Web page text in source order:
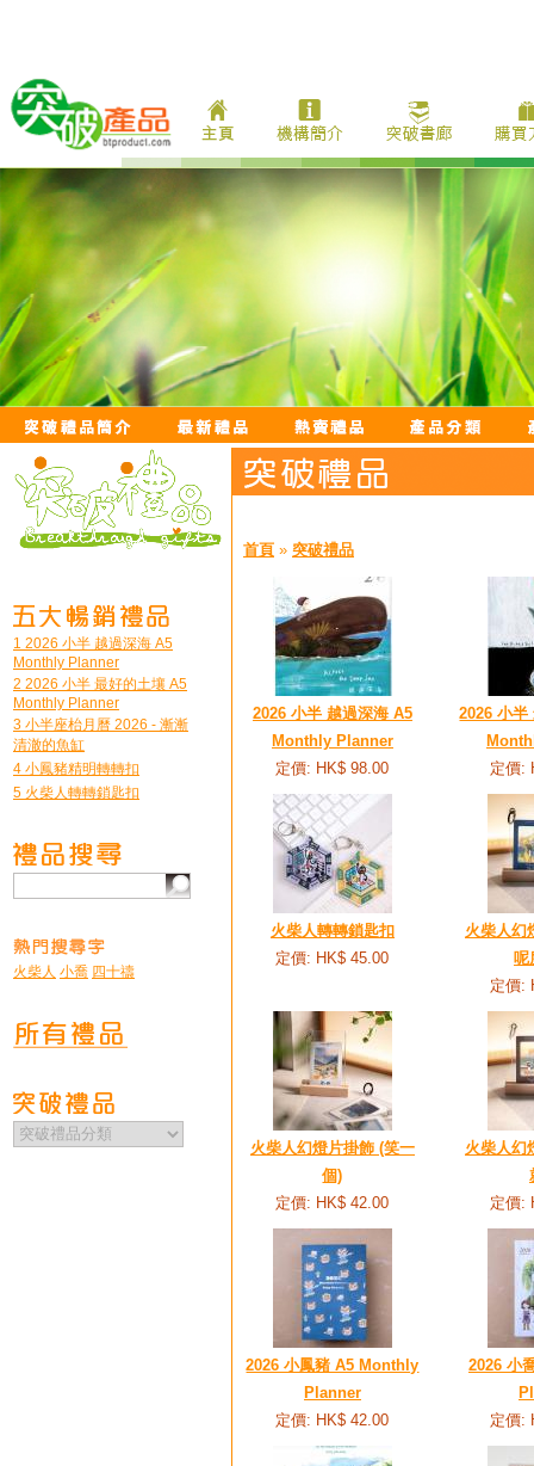
1 2026 小半 越過深海 A5
Monthly Planner
2 2026 小半 最好的土壤 A5
Monthly Planner
3 小半座枱月曆 2026 - 漸漸
清澈的魚缸
4 小鳳豬精明轉轉扣
5 火柴人轉轉鎖匙扣
火柴人 小喬 四十禱
首頁 » 突破禮品
2026 小半 越過深海 A5
Monthly Planner
定價: HK$ 98.00
2026 小半
定價:
火柴人轉轉鎖匙扣
定價: HK$ 45.00
火柴人幻
呢
定價:
火柴人幻燈片掛飾 (笑一
個)
定價: HK$ 42.00
火柴人幻
定價:
2026 小鳳豬 A5 Monthly
Planner
定價: HK$ 42.00
2026 小
定價: